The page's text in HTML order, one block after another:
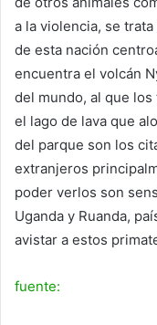
a la violencia, se
de esta nación
encuentra el volcán
del mundo, al que
el lago de lava que
del parque son los
extranjeros
poder verlos son
Uganda y Ruanda,
avistar a estos
fuente: